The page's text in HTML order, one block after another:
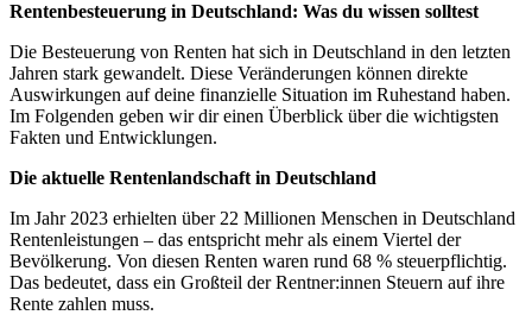
Rentenbesteuerung in Deutschland: Was du wissen solltest
Die Besteuerung von Renten hat sich in Deutschland in den letzten
Jahren stark gewandelt. Diese Veränderungen können direkte
Auswirkungen auf deine finanzielle Situation im Ruhestand haben.
Im Folgenden geben wir dir einen Überblick über die wichtigsten
Fakten und Entwicklungen.
Die aktuelle Rentenlandschaft in Deutschland
Im Jahr 2023 erhielten über 22 Millionen Menschen in Deutschland
Rentenleistungen – das entspricht mehr als einem Viertel der
Bevölkerung. Von diesen Renten waren rund 68 % steuerpflichtig.
Das bedeutet, dass ein Großteil der Rentner:innen Steuern auf ihre
Rente zahlen muss.